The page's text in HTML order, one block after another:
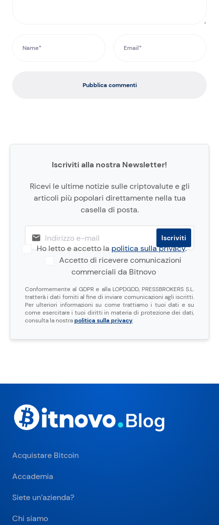
Pubblica commenti
Iscriviti alla nostra Newsletter!
Ricevi le ultime notizie sulle criptovalute e gli
articoli più popolari direttamente nella tua
casella di posta.
Ho letto e accetto lapolitica sulla privacy.
Accetto di ricevere comunicazioni
commerciali da Bitnovo
Conformemente al GDPR e alla LOPDGDD, PRESSBROKERS S.L.
tratterà i dati forniti al fine di inviare comunicazioni agli iscritti.
Per ulteriori informazioni su come trattiamo i tuoi dati e su
come esercitare i tuoi diritti in materia di protezione dei dati,
consulta la nostrapolitica sulla privacy.
Acquistare Bitcoin
Accademia
Siete un’azienda?
Chi siamo